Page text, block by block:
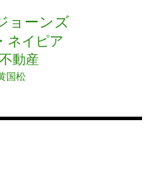
ョーンズ
ネイピア
不動産
国松